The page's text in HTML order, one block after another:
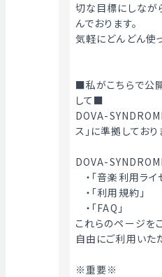
切な目標にしなが
んでおります。
気軽にどんどん使
■私がこちらで公
して■
DOVA-
ス」に準拠しており
DOVA-
・「音楽利用ライ
・「利用規約」
・「FAQ」
これらのページを
自由にご利用いた
※重要※